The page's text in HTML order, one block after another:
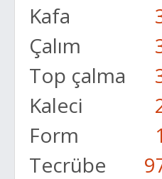
Kafa
Çalım
Top çalma
Kaleci
Form
Tecrübe